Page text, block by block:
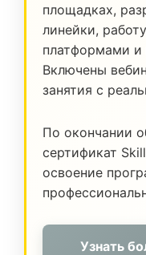
площадках,
линейки,
платформами и
Включены
занятия с
По окончании
сертификат
освоение
Узнать